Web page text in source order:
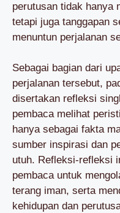
perutusan tidak hanya
tetapi juga tanggapan
menuntun perjalanan
Sebagai bagian dari
perjalanan tersebut,
disertakan refleksi
pembaca melihat
hanya sebagai fakta
sumber inspirasi dan
utuh. Refleksi-refleksi
pembaca untuk
terang iman, serta
kehidupan dan